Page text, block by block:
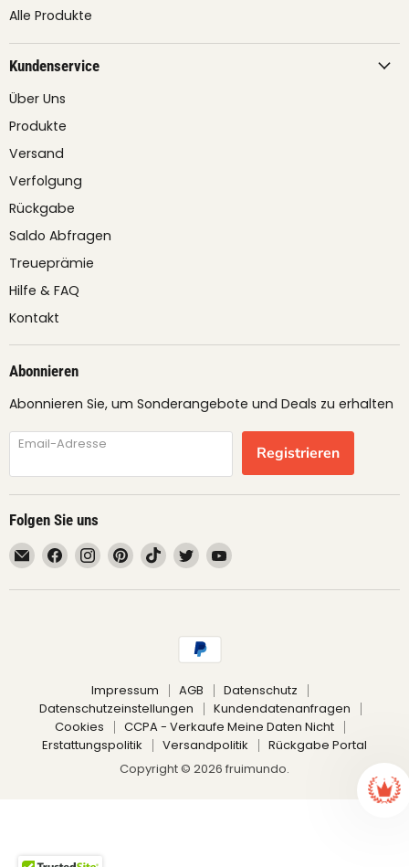
Alle Produkte
Kundenservice
Über Uns
Produkte
Versand
Verfolgung
Rückgabe
Saldo Abfragen
Treueprämie
Hilfe & FAQ
Kontakt
Abonnieren
Abonnieren Sie, um Sonderangebote und Deals zu erhalten
Email-Adresse Registrieren
Folgen Sie uns
Email
fruimundo
Finden
Sie
uns
Finden
Sie
uns
Finden
Sie
uns
Pinterest
Finden
Sie
uns
TikTok
Finden
Sie
uns
Twitter
Finden
uns
Impressum AGB
Datenschutz
Datenschutzeinstellungen
Kundendatenanfragen
Cookies
CCPA - Verkaufe Meine Daten Nicht
Erstattungspolitik
Versandpolitik
Rückgabe Portal
Copyright © 2026 fruimundo.